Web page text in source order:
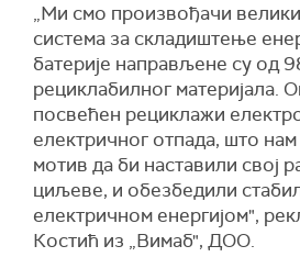
„Ми смо произвођачи
система за складиштење
батерије направљене су од
рециклабилног материјала.
посвећен рециклажи
електричног отпада, што нам
мотив да би наставили свој
циљеве, и обезбедили
електричном енергијом",
Костић из „Вимаб", ДОО.